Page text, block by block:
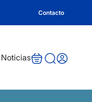
Contacto
Noticias